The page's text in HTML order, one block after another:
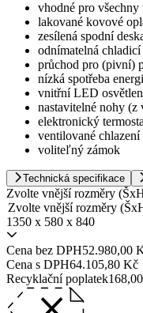
vhodné pro všechny
lakované kovové
zesílená spodní
odnímatelná
průchod pro (pivní)
nízká spotřeba
vnitřní LED
nastavitelné nohy
elektronický
ventilované chlazení
voliteľný zámok
Technická specifikace
Zvolte vnější rozměry
Zvolte vnější rozměry
1350 x 580 x 840
Cena bez DPH52.980,00
Cena s DPH64.105,80 Kč
Recyklační poplatek